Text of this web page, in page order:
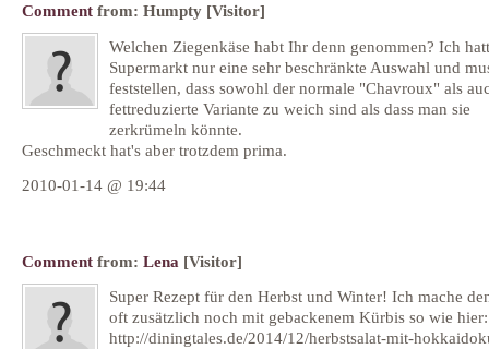
Comment from: Humpty [Visitor]
Welchen Ziegenkäse habt Ihr denn genommen? Ich
Supermarkt nur eine sehr beschränkte Auswahl und
feststellen, dass sowohl der normale "Chavroux" als
fettreduzierte Variante zu weich sind als dass man sie
zerkrümeln könnte.
Geschmeckt hat's aber trotzdem prima.
2010-01-14 @ 19:44
Comment from: Lena [Visitor]
Super Rezept für den Herbst und Winter! Ich mache
oft zusätzlich noch mit gebackenem Kürbis so wie hier:
http://diningtales.de/2014/12/herbstsalat-mit-